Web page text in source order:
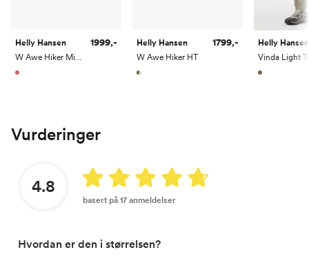
Helly Hansen
1999,-
Helly Hansen
W Awe Hiker HT
1799,- Helly Hansen
Vurderinger
4.8
basert på 17 anmeldelser
Hvordan er den i størrelsen?